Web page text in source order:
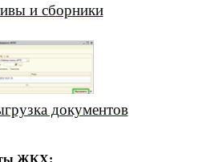
и сборники
документов
ЖКХ: